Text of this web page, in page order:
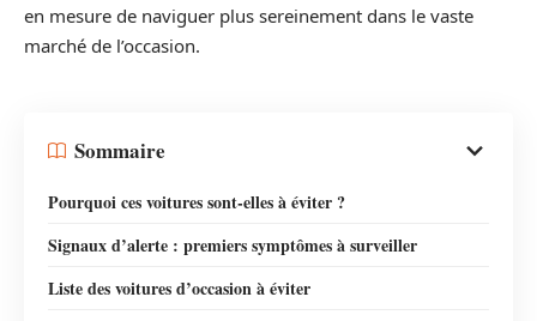
en mesure de naviguer plus sereinement dans le vaste
marché de l’occasion.
Sommaire
Pourquoi ces voitures sont-elles à éviter ?
Signaux d’alerte : premiers symptômes à surveiller
Liste des voitures d’occasion à éviter